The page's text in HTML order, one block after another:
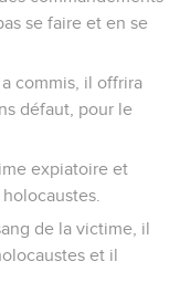
se faire et en se
commis, il offrira
défaut, pour le
expiatoire et
de la victime, il
et il